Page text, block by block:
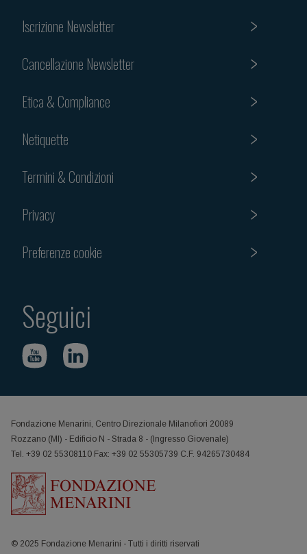
Iscrizione Newsletter
Cancellazione Newsletter
Etica & Compliance
Netiquette
Termini & Condizioni
Privacy
Preferenze cookie
Seguici
Fondazione Menarini, Centro Direzionale Milanofiori 20089
Rozzano (MI) - Edificio N - Strada 8 - (Ingresso Giovenale)
Tel. +39 02 55308110 Fax: +39 02 55305739 C.F. 94265730484
© 2025 Fondazione Menarini - Tutti i diritti riservati